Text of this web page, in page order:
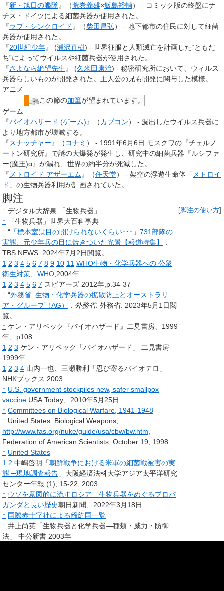
『新・旭日の艦隊』（荒巻義雄×飯島裕輔） - コミック版の終盤にナ
チス・ドイツによる細菌兵器が使用された。
『ラブ・シンクロイド 』（柴田昌弘） - 地下都市の住民に対して細菌
兵器が使用された。
『20世紀少年』 (浦沢直樹) - 世界征服と人類滅亡を計画した“ともだ
ち”によってウイルスや細菌兵器が使用された。
『さよなら絶望先生 』 (久米田康治) - 秘密研究所において、ウィルス
兵器らしいものが開発された。主人公の兄も開発に関与した模様。
アニメ
この節の加筆が望まれています。
ゲーム
『バイオハザード (ゲーム) 』（カプコン） - 漏出したウイルス兵器に
より地方都市が壊滅する。
『スナッチャー 』（ コナミ ） - 1991年6月6日 モスクワの『チェルノ
ートン研究所』で謎の大爆発が発生し、研究中の細菌兵器『ルシファ
ー(魔王)α』が漏れ、世界の約半分が死滅した。
『 メトロイド アザーエム 』（任天堂） - 架空の浮遊生命体「 メトロイ
ド 」の生物兵器利用が計画されていた。
脚注
脚注の使い方
↑ デジタル大辞泉 「生物兵器」
↑
「生物兵器」世界大百科事典
↑ “ 「標本室は目の開けられないくらい･･･」731部隊の
実態、元少年兵の目に焼きついた光景【報道特集】 ”.
TBS NEWS. 2024年7月2日閲覧。
1 2 3 4 5 6 7 8 9 10 11 WHO生物・化学兵器への 公衆
衛生対策
WHO ,2004年
1 2 3 4 5 6 7 スピアーズ 2012年,p.34-37
↑ “外務省: 生物・化学兵器の拡散防止とオーストラリ
ア・グループ（AG） ”. 外務省. 外務省. 2023年5月1日閲
覧。
↑ ケン・アリベック『バイオハザード』二見書房、1999
年、p108
1 2 3 ケン・アリベック「バイオハザード」 二見書房
1999年
1 2 3 4 山内一也、三瀬勝利「忍び寄るバイオテロ」
NHKブックス 2003
↑ U.S. government stockpiles new, safer smallpox
vaccine USA Today、2010年5月25日
↑ Committees on Biological Warfare, 1941-1948
↑ United States: Biological Weapons,
http://www.fas.org/nuke/guide/usa/cbw/bw.htm
Federation of American Scientists, October 19, 1998
↑ United States
1 2 中嶋啓明「朝鮮戦争における米軍の細菌戦被害の実
態 ─現地調査報告 」大阪経済法科大学アジア太平洋研究
センター年報 (1), 15-22, 2003
↑ ウソを意図的に流すロシア 生物兵器をめぐるプロパ
ガンダと長い歴史朝日新聞、2022年3月18日
↑ 国際赤十字社による締約国一覧
↑ 井上尚英「生物兵器と化学兵器―種類・威力・防御
法」 中公新書 2003年